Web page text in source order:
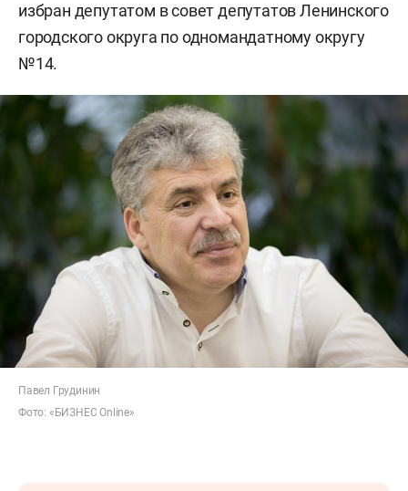
избран депутатом в совет депутатов Ленинского
городского округа по одномандатному округу
№14.
Павел Грудинин
Фото: «БИЗНЕС Оnline»